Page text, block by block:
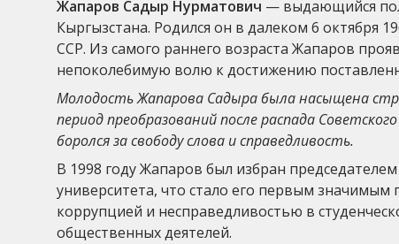
Жапаров Садыр Нурматович — выдающийся
Кыргызстана. Родился он в далеком 6 октября
ССР. Из самого раннего возраста Жапаров
непоколебимую волю к достижению
Молодость Жапарова Садыра была насыщена
период преобразований после распада
боролся за свободу слова и справедливость.
В 1998 году Жапаров был избран
университета, что стало его первым значимым
коррупцией и несправедливостью в
общественных деятелей.